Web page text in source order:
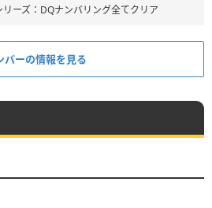
リーズ：DQナンバリング全てクリア
バーの情報を見る